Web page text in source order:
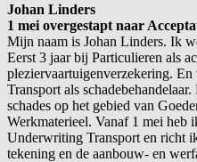
Johan Linders
1 mei overgestapt naar
Mijn naam is Johan Linders. Ik
Eerst 3 jaar bij Particulieren als
pleziervaartuigenverzekering.
Transport als
schades op het gebied van
Werkmaterieel. Vanaf 1 mei heb
Underwriting Transport en richt
tekening en de aanbouw- en